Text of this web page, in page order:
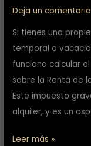
Deja un comentario
Si tienes una
temporal o
funciona calcular
sobre la Renta de
Este impuesto
alquiler, y es un
fiscales,
deducciones
y
casos
reales
Leer más »